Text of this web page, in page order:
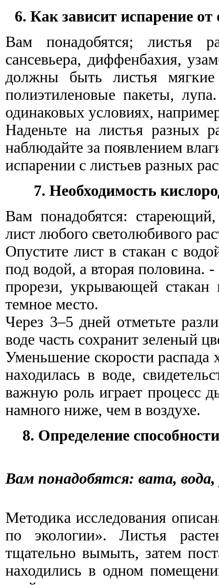
6. Как зависит испарение от
Вам понадобятся; листья
сансевьера, диффенбахия,
должны быть листья
полиэтиленовые пакеты,
одинаковых условиях,
Наденьте на листья разных
наблюдайте за появлением
испарении с листьев разных
7. Необходимость
Вам понадобятся:
лист любого светолюбивого
Опустите лист в стакан с
под водой, а вторая половина.
прорези, укрывающей стакан
темное место.
Через 3–5 дней отметьте
воде часть сохранит зеленый
Уменьшение скорости распада
находилась в воде,
важную роль играет процесс
намного ниже, чем в воздухе.
8. Определение
Вам понадобятся: вата,
Методика исследования
по экологии». Листья
тщательно вымыть, затем
находились в одном